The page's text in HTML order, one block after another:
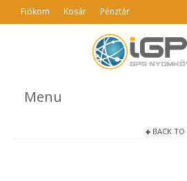
Fiókom Kosár Pénztár
Menu
BACK TO